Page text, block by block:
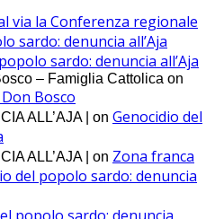
via la Conferenza regionale
sardo: denuncia all’Aja
sardo: denuncia all’Aja
– Famiglia Cattolica on
Bosco
ALL’AJA | on Genocidio del
ALL’AJA | on Zona franca
del popolo sardo: denuncia